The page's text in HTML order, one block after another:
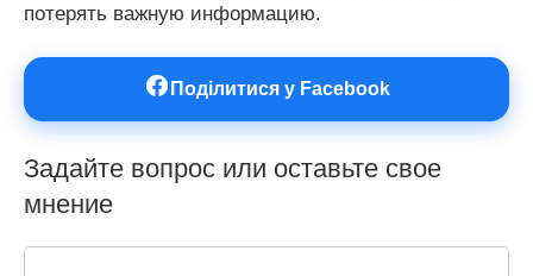
потерять важную информацию.
Поділитися у Facebook
Задайте вопрос или оставьте свое
мнение